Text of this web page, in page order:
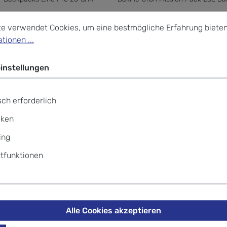
€
Cookies, um eine bestmögliche Erfahrung bieten
verwendet Cookies, um eine bestmögliche Erfahrung
...
erforderlich
Alle Cookies akzeptieren